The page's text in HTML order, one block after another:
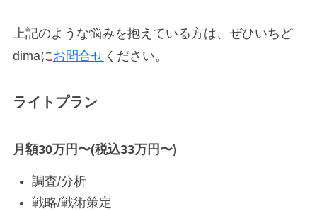
HOME
上記のような悩みを抱えている方は、ぜひいちど
dimaにお問合せください。
ライトプラン
月額30万円〜(税込33万円〜)
調査/分析
戦略/戦術策定